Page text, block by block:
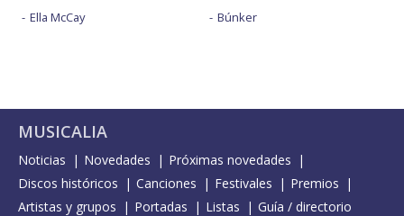
Ella McCay
Búnker
MUSICALIA
Noticias Novedades
Próximas novedades
Discos históricos
Canciones Festivales
Premios
Artistas y grupos
Portadas Listas Guía / directorio